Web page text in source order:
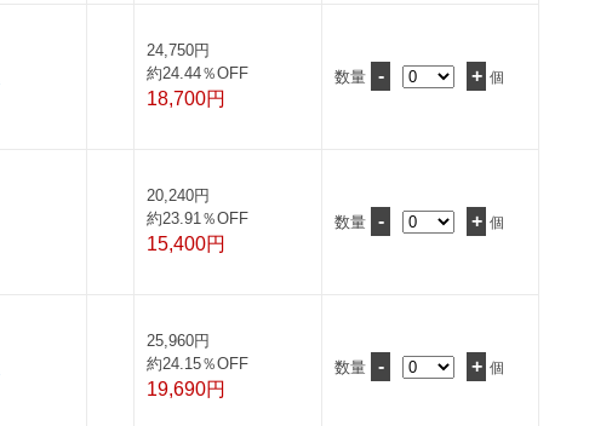
24,750円
約24.44％OFF
18,700円
数量 - + 個
20,240円
約23.91％OFF
15,400円
数量 - + 個
25,960円
約24.15％OFF
19,690円
数量 - + 個